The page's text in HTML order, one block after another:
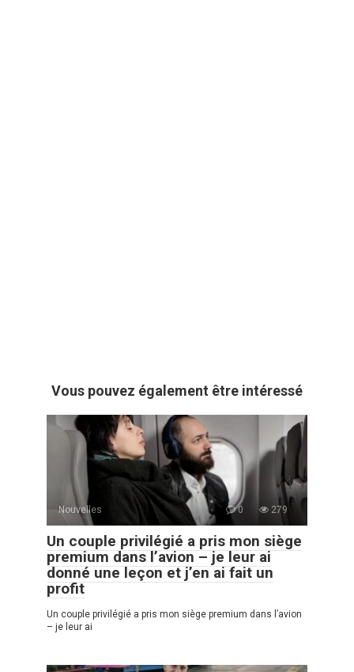
Vous pouvez également être intéressé
Nouvelles 0 279
Un couple privilégié a pris mon siège
premium dans l’avion – je leur ai
donné une leçon et j’en ai fait un
profit
Un couple privilégié a pris mon siège premium dans l’avion
– je leur ai